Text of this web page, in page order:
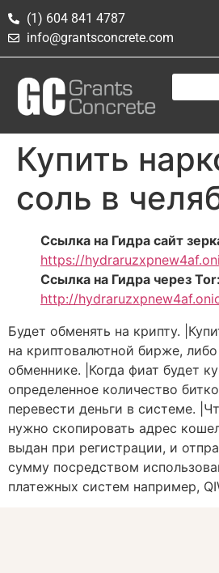
(1) 604 841 4787
info@grantsconcrete.com
Купить
соль в
Ссылка на Гидра сайт
https://
Ссылка на Гидра через Tor:
http://
Будет обменять на крипту.
на криптовалютной бирже,
обменнике. |Когда фиат будет
определенное количество
перевести деньги в системе.
нужно скопировать адрес
выдан при регистрации, и
сумму посредством
платежных систем например,